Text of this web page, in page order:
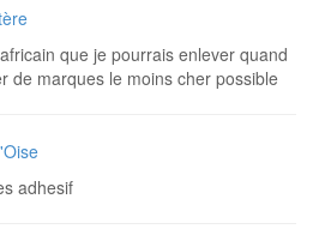
que je pourrais enlever quand
de marques le moins cher possible
adhesif